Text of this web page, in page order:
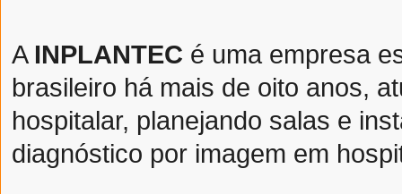
A INPLANTEC é uma empresa
brasileiro há mais de oito anos,
hospitalar, planejando salas e
diagnóstico por imagem em